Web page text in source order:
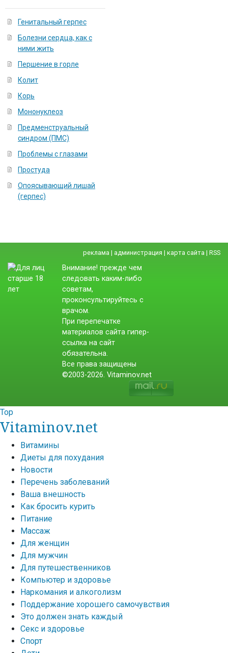
Генитальный герпес
Болезни сердца, как с
ними жить
Першение в горле
Колит
Корь
Мононуклеоз
Предменструальный
синдром (ПМС)
Проблемы с глазами
Простуда
Опоясывающий лишай
(герпес)
реклама | администрация | карта сайта | RSS
Внимание! прежде чем
следовать каким-либо
советам,
проконсультируйтесь с
врачом.
При перепечатке
материалов сайта гипер-
ссылка на сайт
обязательна.
Все права защищены
©2003-2026. Vitaminov.net
Top
Vitaminov.net
Витамины
Диеты для похудания
Новости
Перечень заболеваний
Ваша внешность
Как бросить курить
Питание
Массаж
Для женщин
Для мужчин
Для путешественников
Компьютер и здоровье
Наркомания и алкоголизм
Поддержание хорошего самочувствия
Это должен знать каждый
Секс и здоровье
Спорт